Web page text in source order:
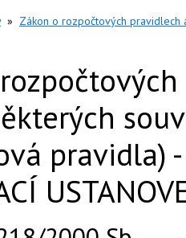
» Zákon o rozpočtových pravidlech
pravidla) -